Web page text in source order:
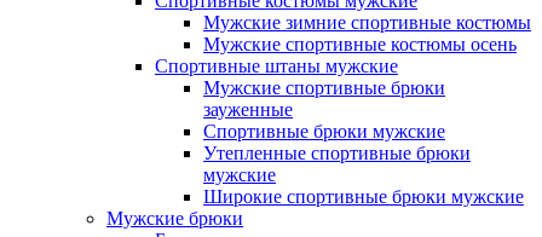
Мужские зимние спортивные костюмы
Мужские спортивные костюмы осень
Спортивные штаны мужские
Мужские спортивные брюки
зауженные
Спортивные брюки мужские
Утепленные спортивные брюки
мужские
Широкие спортивные брюки мужские
Мужские брюки